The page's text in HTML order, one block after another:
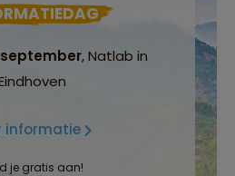
, Natlab in
informatie
je gratis aan!